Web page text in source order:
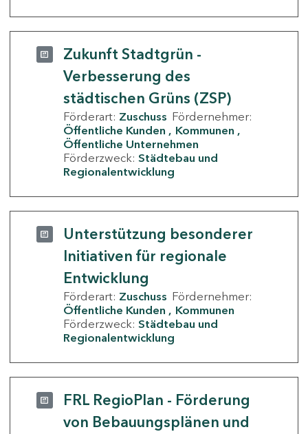
Zukunft Stadtgrün -
Verbesserung des
städtischen Grüns (ZSP)
Förderart: Zuschuss Fördernehmer:
Öffentliche Kunden
Kommunen
Öffentliche Unternehmen
Förderzweck: Städtebau und
Regionalentwicklung
Unterstützung besonderer
Initiativen für regionale
Entwicklung
Förderart: Zuschuss Fördernehmer:
Öffentliche Kunden
Kommunen
Förderzweck: Städtebau und
Regionalentwicklung
FRL RegioPlan - Förderung
von Bebauungsplänen und